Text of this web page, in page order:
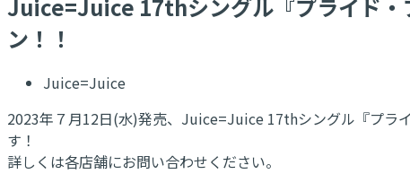
Juice=Juice 17thシングル『プライド・
ン！！
Juice=Juice
2023年７月12日(水)発売、Juice=Juice 17thシングル『プラ
す！
詳しくは各店舗にお問い合わせください。